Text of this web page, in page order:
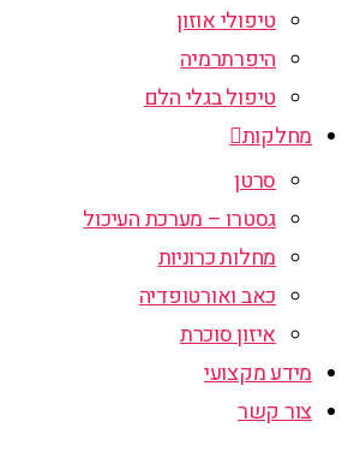
טיפולי אוזון
היפרתרמיה
טיפול בגלי הלם
מחלקות
סרטן
גסטרו – מערכת העיכול
מחלות כרוניות
כאב ואורטופדיה
איזון סוכרת
מידע מקצועי
צור קשר